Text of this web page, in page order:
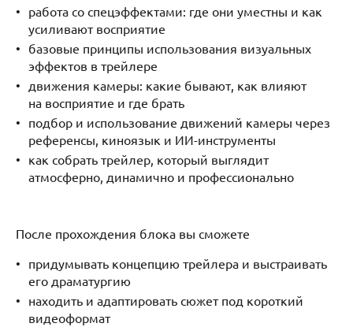
работа со спецэффектами: где они уместны и как
усиливают восприятие
базовые принципы использования визуальных
эффектов в трейлере
движения камеры: какие бывают, как влияют
на восприятие и где брать
подбор и использование движений камеры через
референсы, киноязык и ИИ-инструменты
как собрать трейлер, который выглядит
атмосферно, динамично и профессионально
После прохождения блока вы сможете
придумывать концепцию трейлера и выстраивать
его драматургию
находить и адаптировать сюжет под короткий
видеоформат